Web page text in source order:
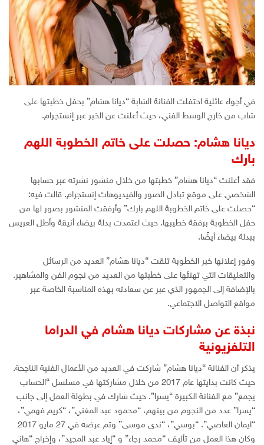
في أجواء عائلية احتفلت الفنانة الشابة “ديانا هشام” بحفل خطبتها على
شاب من خارج الوسط الفني، حيث أعلنت عن الخبر عبر إنستجرام.
ديانا هشام: حصلت على خاتم الخطوبة اللهم
بارك
فقد أعلنت “ديانا هشام” خطبتها من خلال منشور نشرته عبر حسابها
الشخصي على موقع تبادل الصور والفيديوهات إنستجرام. قالت فيه:
“حصلت على خاتم الخطوبة اللهم بارك” وأرفقت المنشور بصور لها من
حفل الخطوبة برفقة خطيبها. حيث اعتمدت بدلة بيضاء أنيقة وأطل العريس
ببدلة بيضاء أيضًا.
وفور إعلانها خبر الخطوبة تلقت “ديانا هشام” العديد من الرسائل
والتعليقات التي تهنئها على خطبتها من العديد من نجوم الفن والمشاهير.
بالإضافة إلى الجمهور الذي عبر عن سعادته بهذه المناسبة الخاصة عبر
مواقع التواصل الاجتماعي.
نبذة عن مشاركات ديانا هشام في الدراما
التلفزيونية
يذكر أن الفنانة “ديانا هشام” شاركت في العديد من الأعمال الفنية الناجحة.
حيث كانت بدايتها عام 2017 من خلال مشاركتها في مسلسل “الحساب
يجمع” مع الفنانة الكبيرة “يسرا”. حيث شارك في بطولة العمل إلى جانب
“يسرا” عدد من النجوم من بينهم، “محمود عبد المغني”، “كريم فهمي”،
“ايمان العاصي”. “بوسي”، “ندى موسى” وتم عرضه في 27 مايو 2017
وكان هذا العمل من تأليف “محمد رجاء” و “إياد عبد المجيد”، وإخراج “هاني